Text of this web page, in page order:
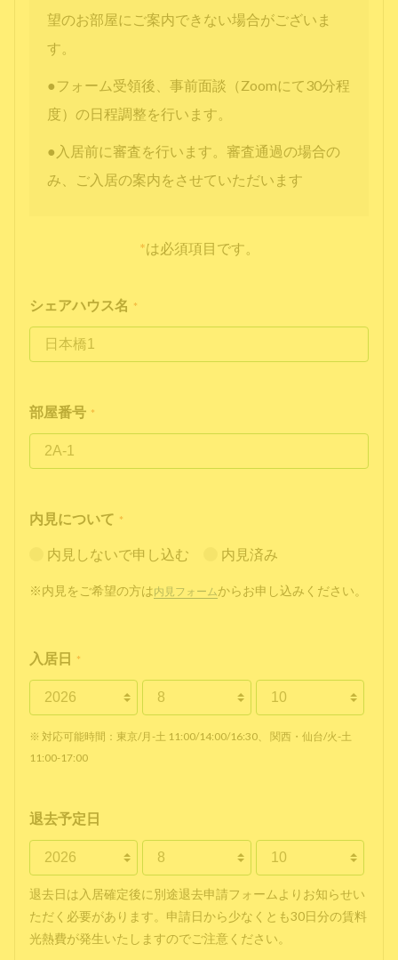
望のお部屋にご案内できない場合がございま
す。
●フォーム受領後、事前面談（Zoomにて30分程
度）の日程調整を行います。
●入居前に審査を行います。審査通過の場合の
み、ご入居の案内をさせていただいます
*は必須項目です。
シェアハウス名 *
部屋番号 *
内見について *
内見しないで申し込む 内見済み
※内見をご希望の方は 内見フォームからお申し込みください。
入居日 *
※ 対応可能時間：東京/月-土 11:00/14:00/16:30、 関西・仙台/火-土
11:00-17:00
退去予定日
退去日は入居確定後に別途退去申請フォームよりお知らせい
ただく必要があります。申請日から少なくとも30日分の賃料
光熱費が発生いたしますのでご注意ください。